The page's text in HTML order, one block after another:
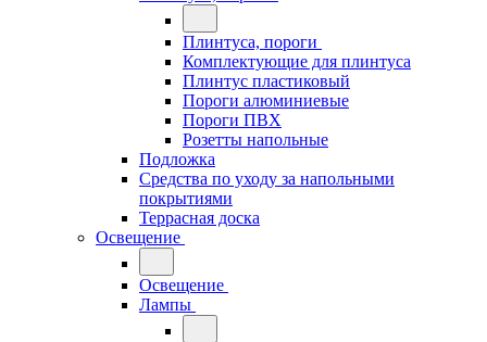
Плинтуса, пороги
Комплектующие для плинтуса
Плинтус пластиковый
Пороги алюминиевые
Пороги ПВХ
Розетты напольные
Подложка
Средства по уходу за напольными
покрытиями
Террасная доска
Освещение
Освещение
Лампы